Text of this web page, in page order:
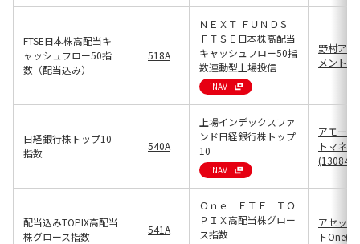
FTSE日本株高配当キ
ャッシュフロー50指
数（配当込み）
518A
ＮＥＸＴ ＦＵＮＤＳ
ＦＴＳＥ日本株高配当
キャッシュフロー50指
数連動型上場投信
iNAV
野村ア
メント
日経銀行株トップ10
指数
540A
上場インデックスファ
ンド日経銀行株トップ
10
iNAV
アモー
トマネ
(13084)
配当込みTOPIX高配当
株グロース指数
541A
Ｏｎｅ ＥＴＦ ＴＯ
ＰＩＸ高配当株グロー
ス指数
アセッ
ト